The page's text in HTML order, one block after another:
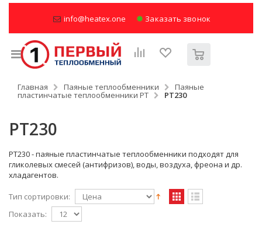
info@heatex.one Заказать звонок
Главная Паяные теплообменники Паяные
пластинчатые теплообменники РТ PT230
PT230
PT230 - паяные пластинчатые теплообменники подходят для
гликолевых смесей (антифризов), воды, воздуха, фреона и др.
хладагентов.
Тип сортировки:
Показать: